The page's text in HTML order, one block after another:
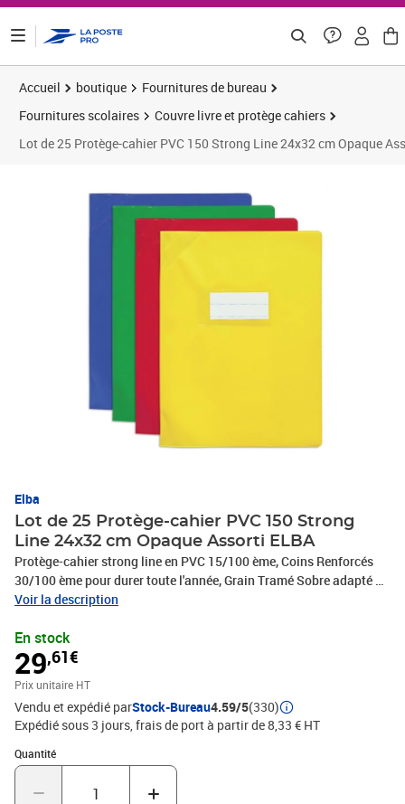
Accueil boutique
Fournitures de bureau
Fournitures scolaires
Couvre livre et protège cahiers
Lot de 25 Protège-cahier PVC 150 Strong Line 24x32 cm Opaque
Elba
Lot de 25 Protège-cahier PVC 150 Strong
Line 24x32 cm Opaque Assorti ELBA
Protège-cahier strong line en PVC 15/100 ème, Coins Renforcés
30/100 ème pour durer toute l'année, Grain Tramé Sobre adapté à
tous les ages
Voir la description
En stock
29,61€
Prix unitaire HT
Vendu et expédié parStock-Bureau4.59/5(330)
Expédié sous 3 jours, frais de port à partir de 8,33 € HT
Quantité
Quantité : 1